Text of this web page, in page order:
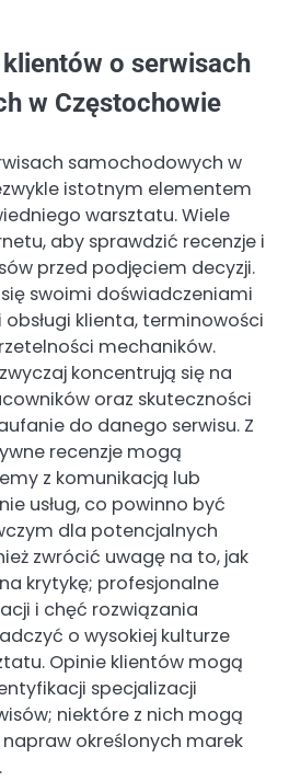
o serwisach
w Częstochowie
samochodowych w
istotnym elementem
warsztatu. Wiele
aby sprawdzić recenzje i
przed podjęciem decyzji.
swoimi doświadczeniami
klienta, terminowości
mechaników.
koncentrują się na
oraz skuteczności
do danego serwisu. Z
recenzje mogą
z komunikacją lub
usług, co powinno być
dla potencjalnych
zwrócić uwagę na to, jak
krytykę; profesjonalne
i chęć rozwiązania
o wysokiej kulturze
Opinie klientów mogą
specjalizacji
niektóre z nich mogą
określonych marek